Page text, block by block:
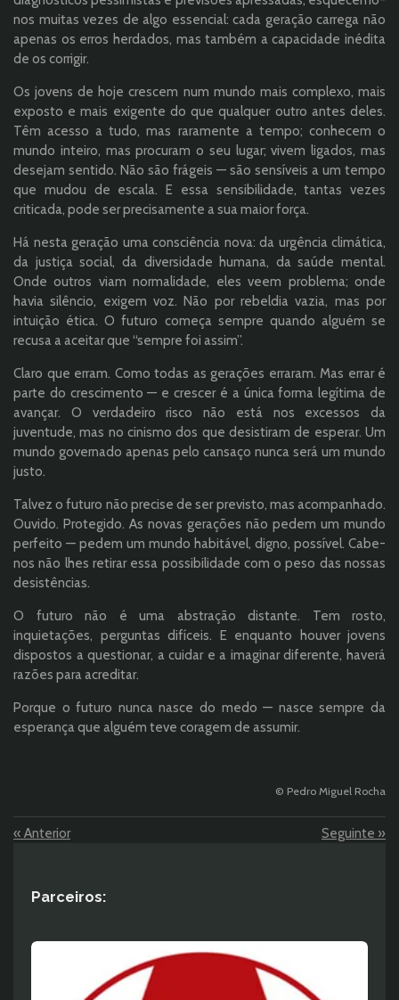
nos muitas vezes de algo essencial: cada geração carrega não
apenas os erros herdados, mas também a capacidade inédita
de os corrigir.
Os jovens de hoje crescem num mundo mais complexo, mais
exposto e mais exigente do que qualquer outro antes deles.
Têm acesso a tudo, mas raramente a tempo; conhecem o
mundo inteiro, mas procuram o seu lugar; vivem ligados, mas
desejam sentido. Não são frágeis — são sensíveis a um tempo
que mudou de escala. E essa sensibilidade, tantas vezes
criticada, pode ser precisamente a sua maior força.
Há nesta geração uma consciência nova: da urgência climática,
da justiça social, da diversidade humana, da saúde mental.
Onde outros viam normalidade, eles veem problema; onde
havia silêncio, exigem voz. Não por rebeldia vazia, mas por
intuição ética. O futuro começa sempre quando alguém se
recusa a aceitar que “sempre foi assim”.
Claro que erram. Como todas as gerações erraram. Mas errar é
parte do crescimento — e crescer é a única forma legítima de
avançar. O verdadeiro risco não está nos excessos da
juventude, mas no cinismo dos que desistiram de esperar. Um
mundo governado apenas pelo cansaço nunca será um mundo
justo.
Talvez o futuro não precise de ser previsto, mas acompanhado.
Ouvido. Protegido. As novas gerações não pedem um mundo
perfeito — pedem um mundo habitável, digno, possível. Cabe-
nos não lhes retirar essa possibilidade com o peso das nossas
desistências.
O futuro não é uma abstração distante. Tem rosto,
inquietações, perguntas difíceis. E enquanto houver jovens
dispostos a questionar, a cuidar e a imaginar diferente, haverá
razões para acreditar.
Porque o futuro nunca nasce do medo — nasce sempre da
esperança que alguém teve coragem de assumir.
© Pedro Miguel Rocha
« Anterior Seguinte »
Parceiros: